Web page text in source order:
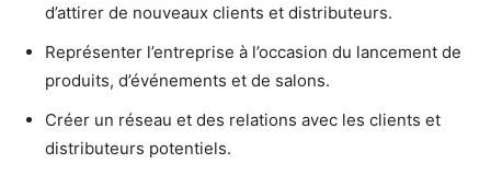
d’attirer de nouveaux clients et distributeurs.
Représenter l’entreprise à l’occasion du lancement de
produits, d’événements et de salons.
Créer un réseau et des relations avec les clients et
distributeurs potentiels.